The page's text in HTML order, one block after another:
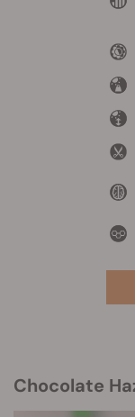
Chocolate